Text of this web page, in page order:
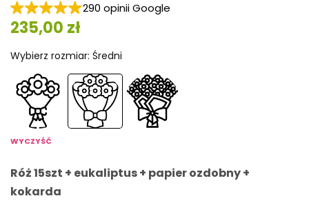
290 opinii Google
235,00 zł
Wybierz rozmiar: Średni
WYCZYŚĆ
Róż 15szt + eukaliptus + papier ozdobny +
kokarda